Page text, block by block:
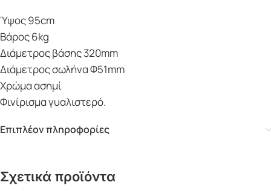
Ύψος 95cm
Βάρος 6kg
Διάμετρος βάσης 320mm
Διάμετρος σωλήνα Φ51mm
Χρώμα ασημί
Φινίρισμα γυαλιστερό.
Επιπλέον πληροφορίες
Σχετικά προϊόντα